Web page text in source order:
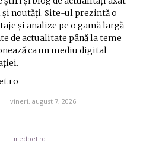
noutăți. Site-ul prezintă o
și analize pe o gamă largă
de actualitate până la teme
ca un mediu digital
vineri, august 7, 2026
medpet.ro